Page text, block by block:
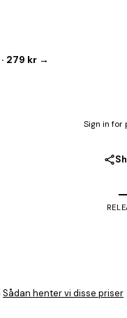
279 kr →
Sign in for
Sådan henter vi disse priser